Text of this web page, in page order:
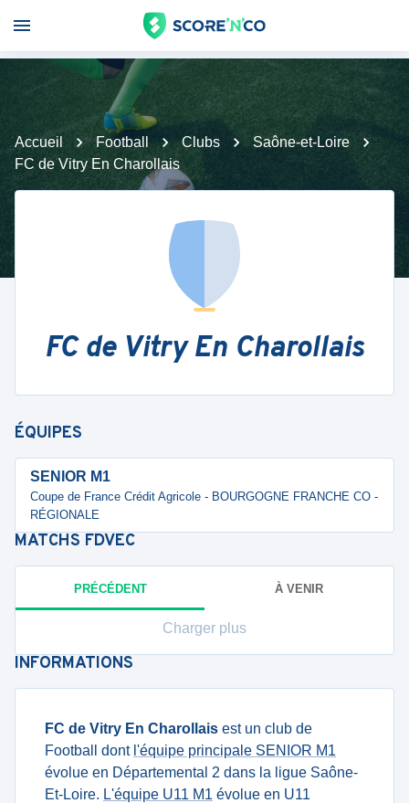
Accueil Football Clubs
Saône-et-Loire
FC de Vitry En Charollais
FC de Vitry En Charollais
ÉQUIPES
SENIOR M1
Coupe de France Crédit Agricole - BOURGOGNE FRANCHE CO -
RÉGIONALE
MATCHS FDVEC
PRÉCÉDENT À VENIR
Charger plus
INFORMATIONS
FC de Vitry En Charollais est un club de
Football dont l'équipe principale SENIOR M1
évolue en Départemental 2 dans la ligue Saône-
Et-Loire. L'équipe U11 M1 évolue en U11